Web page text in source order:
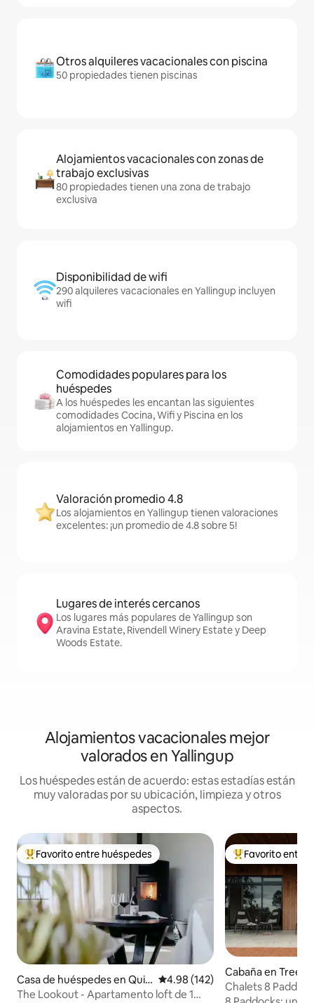
Otros alquileres vacacionales con piscina
50 propiedades tienen piscinas
Alojamientos vacacionales con zonas de
trabajo exclusivas
80 propiedades tienen una zona de trabajo
exclusiva
Disponibilidad de wifi
290 alquileres vacacionales en Yallingup incluyen
wifi
Comodidades populares para los
huéspedes
A los huéspedes les encantan las siguientes
comodidades Cocina, Wifi y Piscina en los
alojamientos en Yallingup.
Valoración promedio 4.8
Los alojamientos en Yallingup tienen valoraciones
excelentes: ¡un promedio de 4.8 sobre 5!
Lugares de interés cercanos
Los lugares más populares de Yallingup son
Aravina Estate, Rivendell Winery Estate y Deep
Woods Estate.
Alojamientos vacacionales mejor
valorados en Yallingup
Los huéspedes están de acuerdo: estas estadías están
muy valoradas por su ubicación, limpieza y otros
aspectos.
Favorito entre huéspedes preferido
Favorito entre huéspedes
Casa de huéspedes en Quin
dalup
Calificación promedio: 4.98 de
4.98 (142)
The Lookout - Apartamento loft de 1
Favorito entre
Favorito entre
Cabaña en
Chalets 8